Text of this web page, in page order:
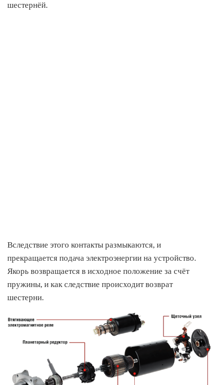
шестернёй.
Вследствие этого контакты размыкаются, и
прекращается подача электроэнергии на устройство.
Якорь возвращается в исходное положение за счёт
пружины, и как следствие происходит возврат
шестерни.